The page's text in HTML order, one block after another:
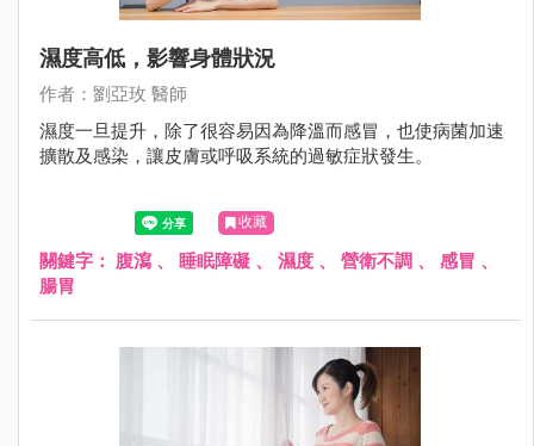
濕度高低，影響身體狀況
作者：劉亞玫 醫師
濕度一旦提升，除了很容易因為降溫而感冒，也使病菌加速
擴散及感染，讓皮膚或呼吸系統的過敏症狀發生。
收藏
關鍵字： 腹瀉 、 睡眠障礙 、 濕度 、 營衛不調 、 感冒 、
腸胃